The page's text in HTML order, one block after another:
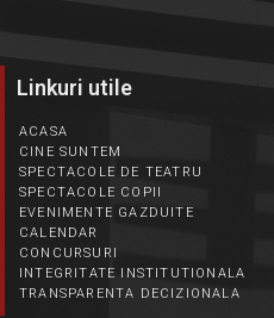
Linkuri utile
ACASA
CINE SUNTEM
SPECTACOLE DE TEATRU
SPECTACOLE COPII
EVENIMENTE GAZDUITE
CALENDAR
CONCURSURI
INTEGRITATE INSTITUTIONALA
TRANSPARENTA DECIZIONALA